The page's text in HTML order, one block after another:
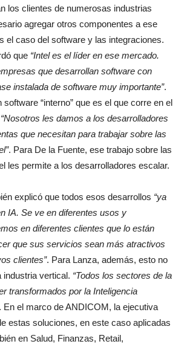
los clientes de numerosas industrias
agregar otros componentes a ese
el caso del software y las integraciones.
que “Intel es el líder en ese mercado.
que desarrollan software con
instalada de software muy importante”.
“interno” que es el que corre en el
“Nosotros les damos a los desarrolladores
que necesitan para trabajar sobre las
. Para De la Fuente, ese trabajo sobre las
les permite a los desarrolladores escalar.
explicó que todos esos desarrollos “ya
IA. Se ve en diferentes usos y
en diferentes clientes que lo están
que sus servicios sean más atractivos
clientes”. Para Lanza, además, esto no
industria vertical. “Todos los sectores de la
transformados por la Inteligencia
En el marco de ANDICOM, la ejecutiva
estas soluciones, en este caso aplicadas
en Salud, Finanzas, Retail,